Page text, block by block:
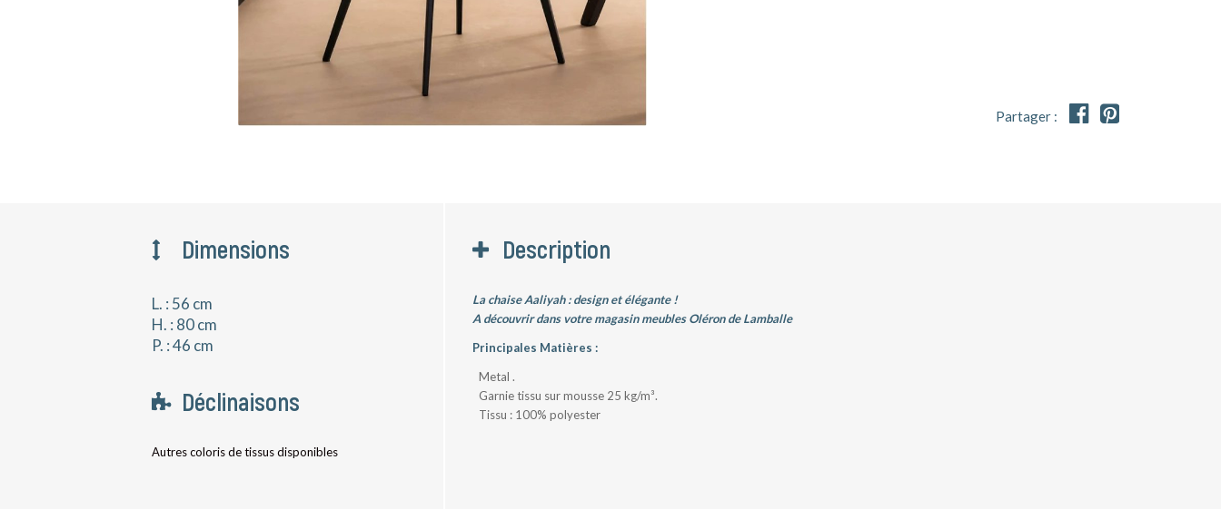
Partager :  
Dimensions
L. : 56 cm
H. : 80 cm
P. : 46 cm
Déclinaisons
Autres coloris de tissus disponibles
Description
La chaise Aaliyah : design et élégante !
A découvrir dans votre magasin meubles Oléron de Lamballe
Principales Matières :
Metal .
Garnie tissu sur mousse 25 kg/m³.
Tissu : 100% polyester